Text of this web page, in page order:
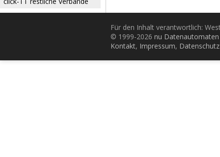
Für den Inhalt verantwortlich:
© 1999-2026 nu
Kontakt, Impressum, Datenschutz